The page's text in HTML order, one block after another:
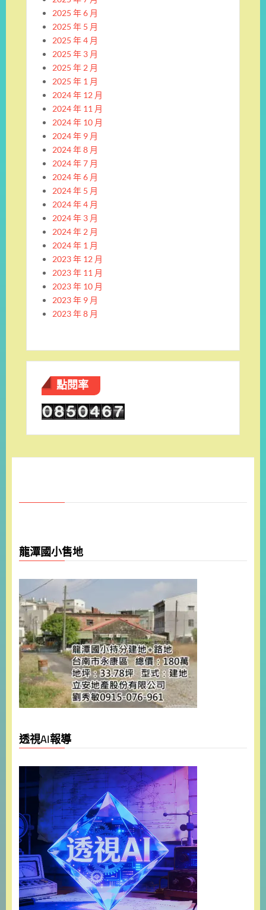
2025 年 6 月
2025 年 5 月
2025 年 4 月
2025 年 3 月
2025 年 2 月
2025 年 1 月
2024 年 12 月
2024 年 11 月
2024 年 10 月
2024 年 9 月
2024 年 8 月
2024 年 7 月
2024 年 6 月
2024 年 5 月
2024 年 4 月
2024 年 3 月
2024 年 2 月
2024 年 1 月
2023 年 12 月
2023 年 11 月
2023 年 10 月
2023 年 9 月
2023 年 8 月
點閱率
龍潭國小售地
透視AI報導